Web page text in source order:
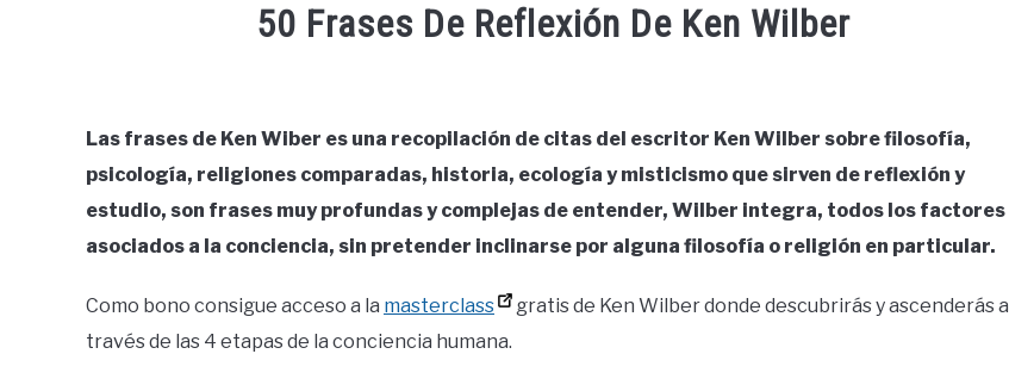
50 Frases De Reflexión De Ken Wilber
in
Frases
Las frases de Ken Wiber es una recopilación de citas del escritor Ken Wilber sobre filosofía,
psicología, religiones comparadas, historia, ecología y misticismo que sirven de reflexión y
estudio, son frases muy profundas y complejas de entender, Wilber integra, todos los factores
asociados a la conciencia, sin pretender inclinarse por alguna filosofía o religión en particular.
Como bono consigue acceso a la masterclass
gratis de Ken Wilber donde descubrirás y ascenderás a
través de las 4 etapas de la conciencia humana.